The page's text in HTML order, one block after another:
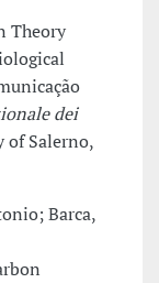
Theory
dei
of Salerno,
Barca,